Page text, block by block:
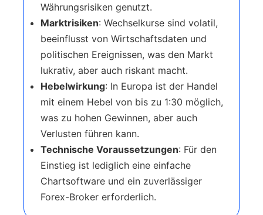
Währungsrisiken genutzt.
Marktrisiken: Wechselkurse sind volatil,
beeinflusst von Wirtschaftsdaten und
politischen Ereignissen, was den Markt
lukrativ, aber auch riskant macht.
Hebelwirkung: In Europa ist der Handel
mit einem Hebel von bis zu 1:30 möglich,
was zu hohen Gewinnen, aber auch
Verlusten führen kann.
Technische Voraussetzungen: Für den
Einstieg ist lediglich eine einfache
Chartsoftware und ein zuverlässiger
Forex-Broker erforderlich.